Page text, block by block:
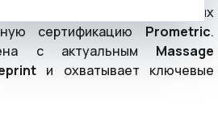
специалистов, планирующих
сертификацию Prometric.
с актуальным Massage
и охватывает ключевые